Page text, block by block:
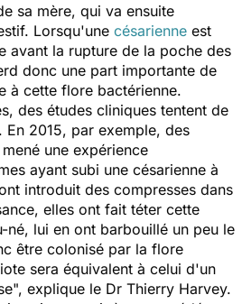
sa mère, qui va ensuite
Lorsqu'une césarienne est
avant la rupture de la poche des
donc une part importante de
à cette flore bactérienne.
des études cliniques tentent de
2015, par exemple, des
une expérience
ayant subi une césarienne à
introduit des compresses dans
elles ont fait téter cette
né, lui en ont barbouillé un peu le
être colonisé par la flore
sera équivalent à celui d'un
", explique le Dr Thierry Harvey.